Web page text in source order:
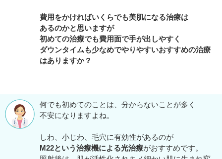
費用をかければいくらでも美肌になる治療は
あるのかと思いますが
初めての治療でも費用面で手が出しやすく
ダウンタイムも少なめでやりやすいおすすめの治療
はありますか？
何でも初めてのことは、分からないことが多く
不安になりますよね。
しわ、小じわ、毛穴に有効性があるのが
M22という治療機による光治療がおすすめです。